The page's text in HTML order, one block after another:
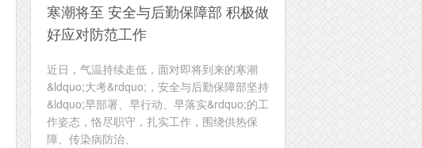
寒潮将至 安全与后勤保障部 积极做
好应对防范工作
近日，气温持续走低，面对即将到来的寒潮
&ldquo;大考&rdquo;，安全与后勤保障部坚持
&ldquo;早部署、早行动、早落实&rdquo;的工
作姿态，恪尽职守，扎实工作，围绕供热保
障、传染病防治、